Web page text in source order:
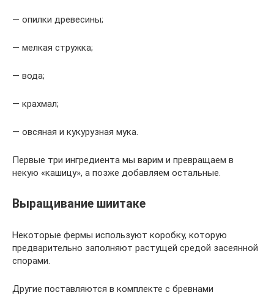
— опилки древесины;
— мелкая стружка;
— вода;
— крахмал;
— овсяная и кукурузная мука.
Первые три ингредиента мы варим и превращаем в
некую «кашицу», а позже добавляем остальные.
Выращивание шиитаке
Некоторые фермы используют коробку, которую
предварительно заполняют растущей средой засеянной
спорами.
Другие поставляются в комплекте с бревнами